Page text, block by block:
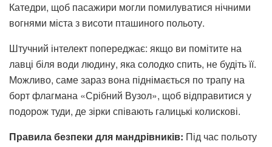
Катедри, щоб пасажири могли помилуватися нічними
вогнями міста з висоти пташиного польоту.
Штучний інтелект попереджає: якщо ви помітите на
лавці біля води людину, яка солодко спить, не будіть її.
Можливо, саме зараз вона піднімається по трапу на
борт флагмана «Срібний Вузол», щоб відправитися у
подорож туди, де зірки співають галицькі колискові.
Правила безпеки для мандрівників: Під час польоту